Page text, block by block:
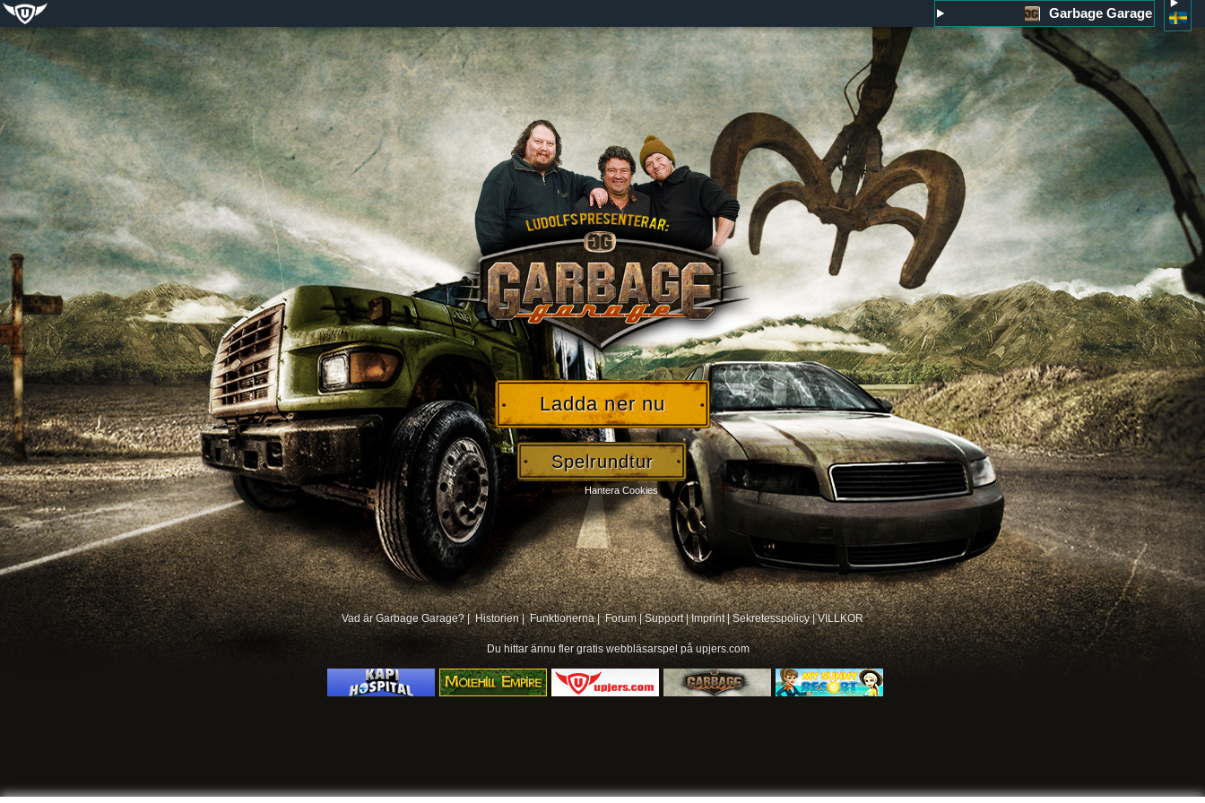
Garbage Garage
Ladda ner nu
Spelrundtur
Vad är Garbage Garage? | Historien | Funktionerna | Forum|Support|Imprint|Sekretesspolicy|VILLKOR
Du hittar ännu fler gratis webbläsarspel på upjers.com
Hantera Cookies